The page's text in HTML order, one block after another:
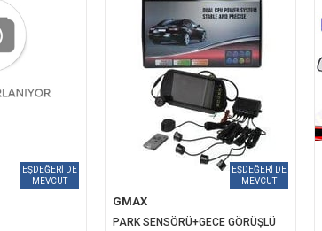
GMAX
PARK SENSÖRÜ+GECE GÖRÜŞLÜ